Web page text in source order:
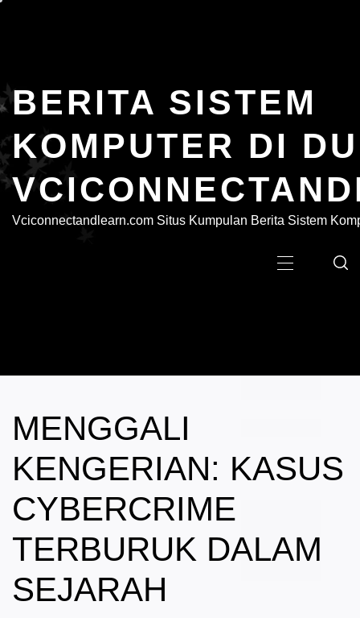
BERITA SISTEM
KOMPUTER DI
Vciconnectandlearn.com Situs Kumpulan Berita Sistem
Primary
MENGGALI
KENGERIAN: KASUS
CYBERCRIME
TERBURUK DALAM
SEJARAH